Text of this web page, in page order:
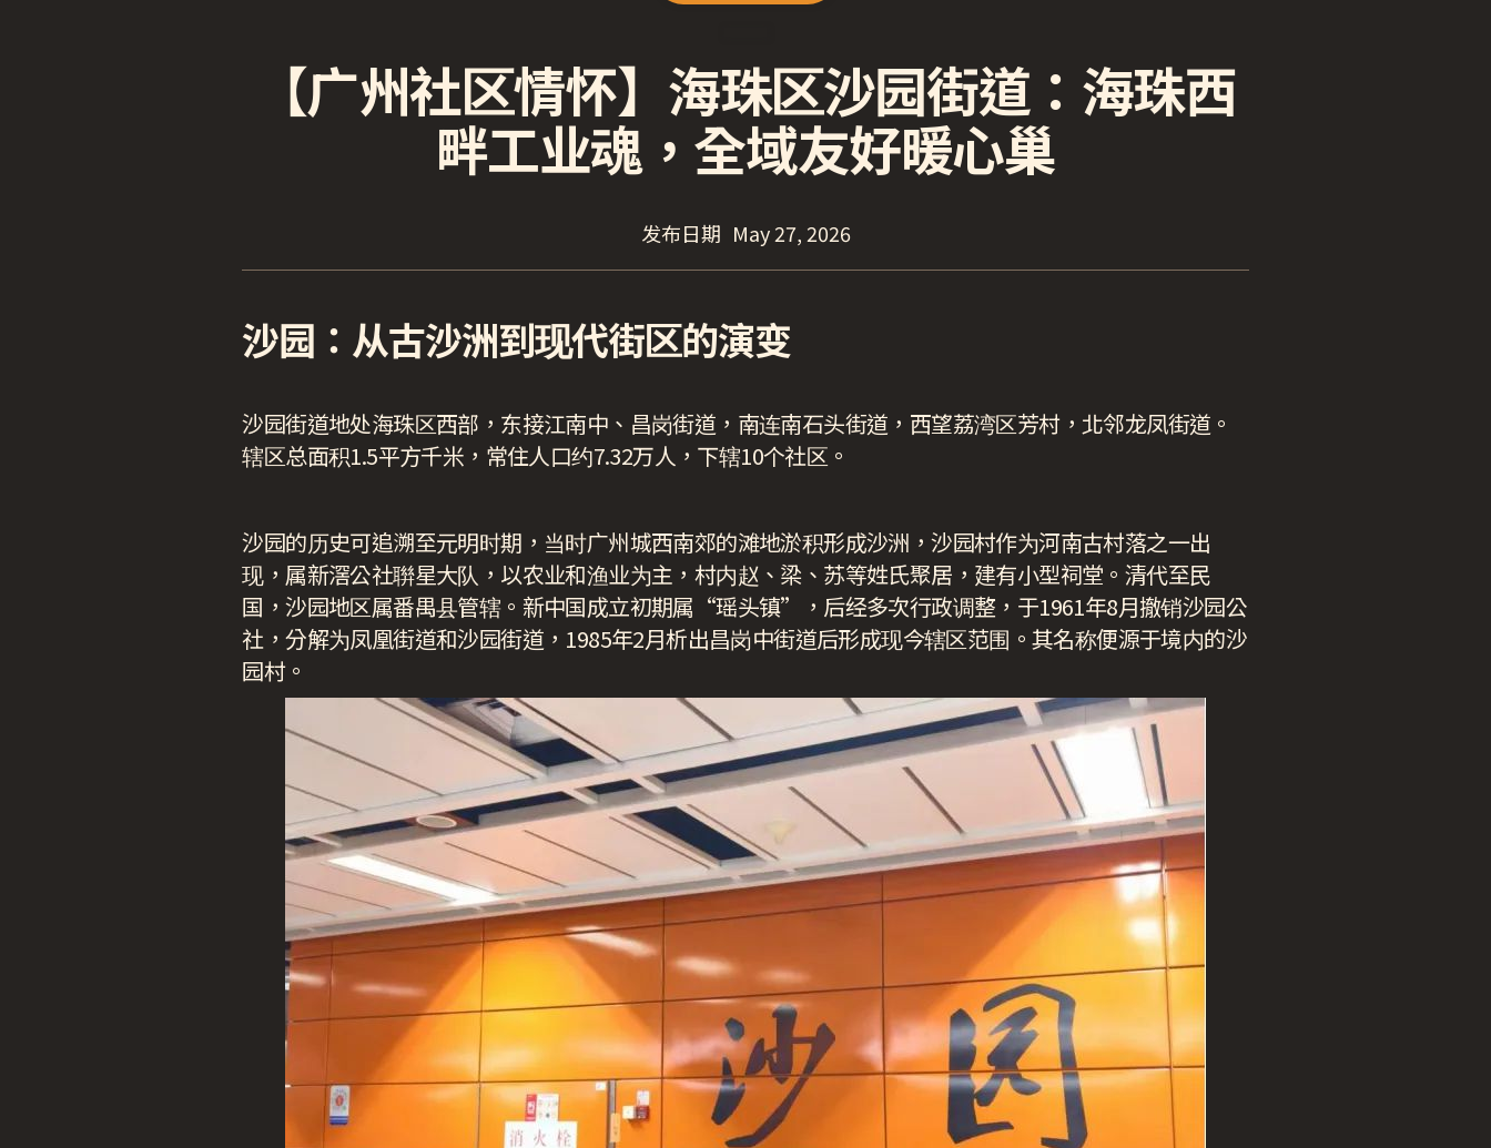
【广州社区情怀】海珠区沙园街道：海珠西
畔工业魂，全域友好暖心巢
发布日期 May 27, 2026
沙园：从古沙洲到现代街区的演变
沙园街道地处海珠区西部，东接江南中、昌岗街道，南连南石头街道，西望荔湾区芳村，北邻龙凤街道。
辖区总面积1.5平方千米，常住人口约7.32万人，下辖10个社区。
沙园的历史可追溯至元明时期，当时广州城西南郊的滩地淤积形成沙洲，沙园村作为河南古村落之一出
现，属新滘公社聨星大队，以农业和渔业为主，村内赵、梁、苏等姓氏聚居，建有小型祠堂。清代至民
国，沙园地区属番禺县管辖。新中国成立初期属“瑶头镇”，后经多次行政调整，于1961年8月撤销沙园公
社，分解为凤凰街道和沙园街道，1985年2月析出昌岗中街道后形成现今辖区范围。其名称便源于境内的沙
园村。